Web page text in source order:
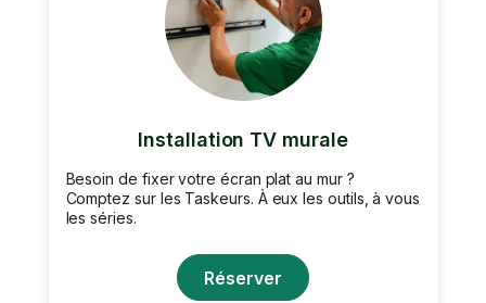
Installation TV murale
Besoin de fixer votre écran plat au mur ?
Comptez sur les Taskeurs. À eux les outils, à vous
les séries.
Réserver